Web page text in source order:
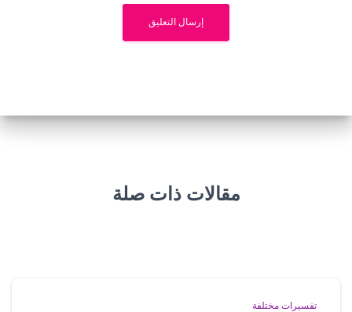
مقالات ذات صلة
تفسيرات مختلفة